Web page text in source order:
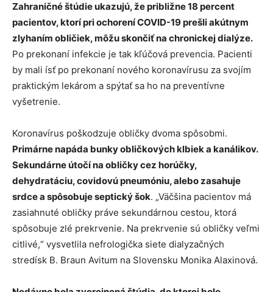
Zahraničné štúdie ukazujú, že približne 18 percent
pacientov, ktorí pri ochorení COVID-19 prešli akútnym
zlyhaním obličiek, môžu skončiť na chronickej dialýze.
Po prekonaní infekcie je tak kľúčová prevencia. Pacienti
by mali ísť po prekonaní nového koronavírusu za svojím
praktickým lekárom a spýtať sa ho na preventívne
vyšetrenie.
Koronavírus poškodzuje obličky dvoma spôsobmi.
Primárne napáda bunky obličkových klbiek a kanálikov.
Sekundárne útočí na obličky cez horúčky,
dehydratáciu, covidovú pneumóniu, alebo zasahuje
srdce a spôsobuje septický šok. „Väčšina pacientov má
zasiahnuté obličky práve sekundárnou cestou, ktorá
spôsobuje zlé prekrvenie. Na prekrvenie sú obličky veľmi
citlivé,“ vysvetlila nefrologička siete dialyzačných
stredísk B. Braun Avitum na Slovensku Monika Alaxinová.